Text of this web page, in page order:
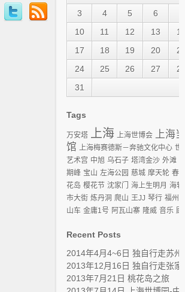
3 4 5 6
10
11 12 13
17
18 19 20
24
25 26 27
31
Tags
万安塔 上海 上海世博会 上海
馆 上海梅赛德斯－奔驰文化中心 世
艺术宫 中旭 乌石子 塔湾金沙 外滩
期峰 宝山 左海公园 慈城 摩天轮 春
花岛 樱花节 沈家门 海上生明月 海
市大街 炼丹洞 爬山 王JJ 琴行 福州
山车 金庸1号 阿瓦山寨 隆威 音乐 顾
Recent Posts
2014年4月4~6日 独自行走苏州
2013年12月16日 独自行走张家
2013年7月21日 桃花岛之旅